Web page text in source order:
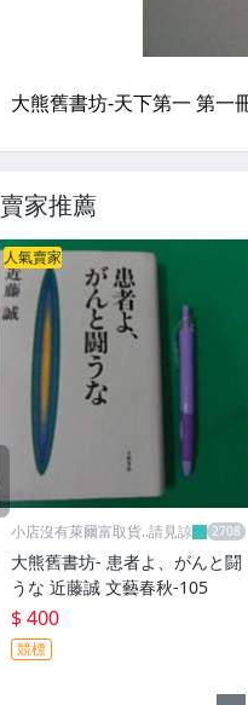
賣家推薦
人氣賣家
小店沒有萊爾富取貨..請見諒
大熊舊書坊- 患者よ、がんと闘
うな 近藤誠 文藝春秋-105
$ 400
競標
PREV